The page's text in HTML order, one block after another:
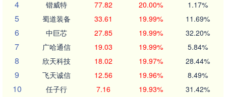
4 锴威特 77.82 20.00% 1.17%
5 蜀道装备 33.61 19.99% 11.69%
6 中巨芯 27.85 19.99% 32.20%
7 广哈通信 19.03 19.99% 5.84%
8 欣天科技 18.02 19.97% 28.44%
9 飞天诚信 12.56 19.96% 8.49%
10 任子行 7.16 19.93% 31.42%